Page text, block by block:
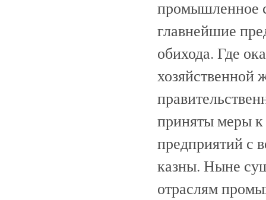
промышленное
главнейшие
обихода. Где
хозяйственной
приняты меры
предприятий с
казны. Ныне
отраслям